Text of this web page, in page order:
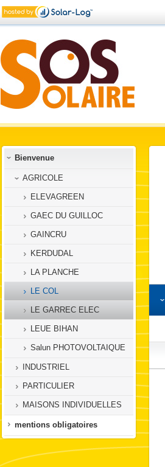
Bienvenue
AGRICOLE
ELEVAGREEN
GAEC DU GUILLOC
GAINCRU
KERDUDAL
LA PLANCHE
LE COL
LE GARREC ELEC
LEUE BIHAN
Salun PHOTOVOLTAIQUE
INDUSTRIEL
PARTICULIER
MAISONS INDIVIDUELLES
mentions obligatoires